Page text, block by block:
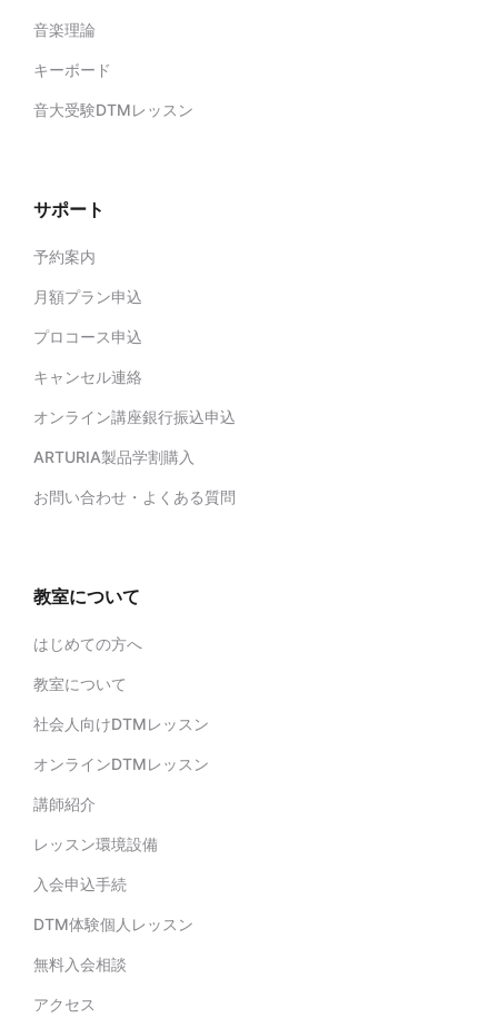
音楽理論
キーボード
音大受験DTMレッスン
サポート
予約案内
月額プラン申込
プロコース申込
キャンセル連絡
オンライン講座銀行振込申込
ARTURIA製品学割購入
お問い合わせ・よくある質問
教室について
はじめての方へ
教室について
社会人向けDTMレッスン
オンラインDTMレッスン
講師紹介
レッスン環境設備
入会申込手続
DTM体験個人レッスン
無料入会相談
アクセス